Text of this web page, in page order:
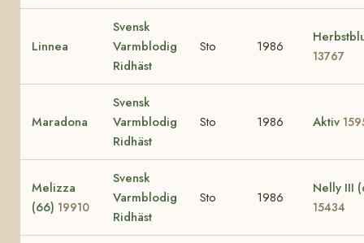
Linnea
Svensk
Varmblodig
Ridhäst
Sto 1986
13767
Maradona
Svensk
Varmblodig
Ridhäst
Sto 1986 Aktiv
Melizza
(66) 19910
Svensk
Varmblodig
Ridhäst
Sto 1986
Nelly III
15434